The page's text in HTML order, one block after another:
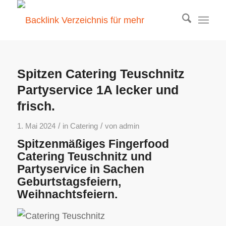
Spitzen Catering Teuschnitz
Partyservice 1A lecker und
frisch.
1. Mai 2024 / in Catering / von admin
Spitzenmäßiges Fingerfood
Catering Teuschnitz und
Partyservice in Sachen
Geburtstagsfeiern,
Weihnachtsfeiern.